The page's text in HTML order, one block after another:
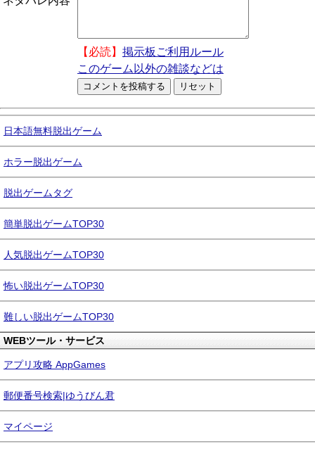
【必読】 掲示板ご利用ルール
このゲーム以外の雑談などは
日本語無料脱出ゲーム
ホラー脱出ゲーム
脱出ゲームタグ
簡単脱出ゲームTOP30
人気脱出ゲームTOP30
怖い脱出ゲームTOP30
難しい脱出ゲームTOP30
WEBツール・サービス
アプリ攻略 AppGames
郵便番号検索|ゆうびん君
マイページ